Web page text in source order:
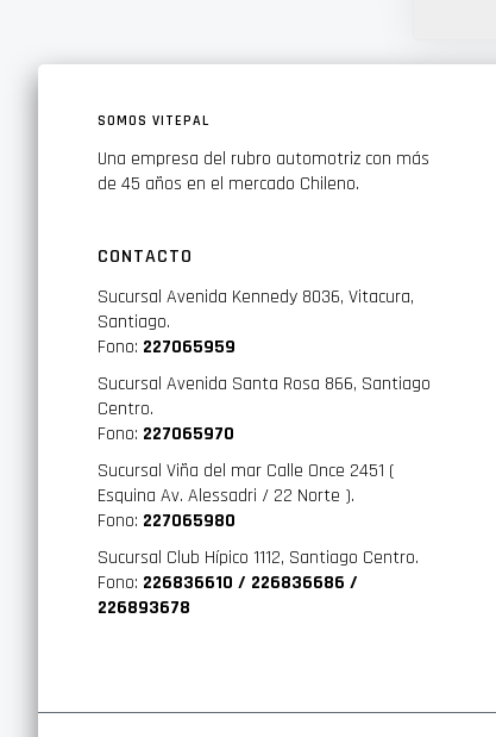
SOMOS VITEPAL
Una empresa del rubro automotriz con más
de 45 años en el mercado Chileno.
CONTACTO
Sucursal Avenida Kennedy 8036, Vitacura,
Santiago.
Fono: 227065959
Sucursal Avenida Santa Rosa 866, Santiago
Centro.
Fono: 227065970
Sucursal Viña del mar Calle Once 2451 (
Esquina Av. Alessadri / 22 Norte ).
Fono: 227065980
Sucursal Club Hípico 1112, Santiago Centro.
Fono: 226836610 / 226836686 /
226893678